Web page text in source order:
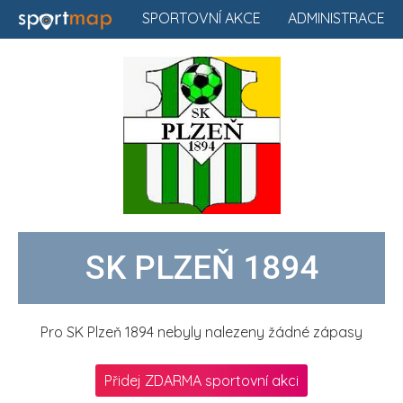
ADMINISTRACE
SPORTOVNÍ AKCE
SK PLZEŇ 1894
Pro SK Plzeň 1894 nebyly nalezeny žádné zápasy
Přidej ZDARMA sportovní akci